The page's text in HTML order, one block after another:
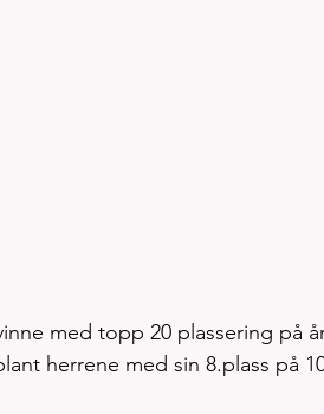
med topp 20 plassering på
herrene med sin 8.plass på